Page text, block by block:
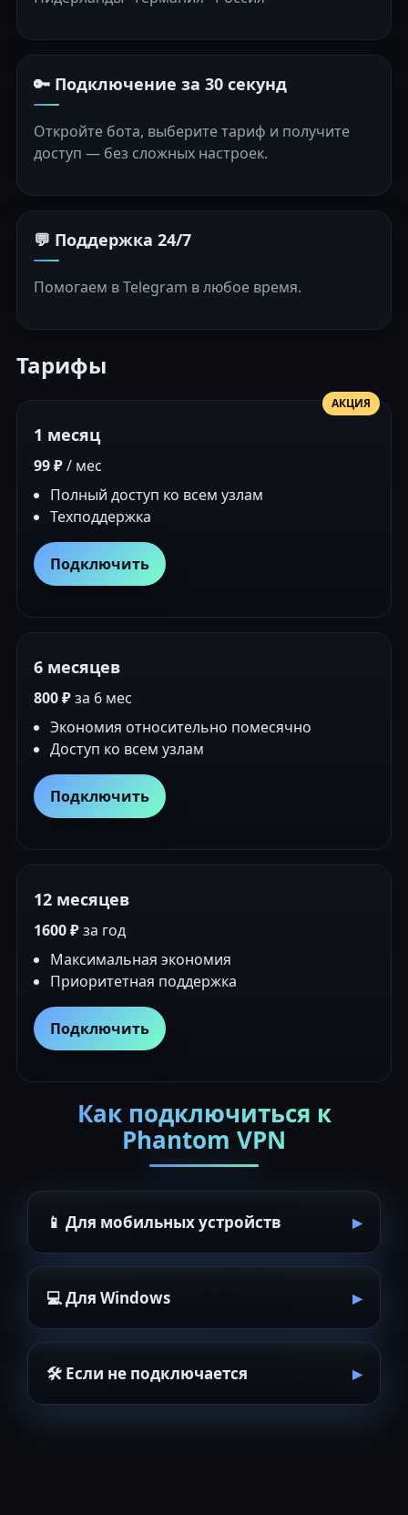
🔑 Подключение за 30 секунд
Откройте бота, выберите тариф и получите
доступ — без сложных настроек.
💬 Поддержка 24/7
Помогаем в Telegram в любое время.
Тарифы
АКЦИЯ
1 месяц
99 ₽/ мес
Полный доступ ко всем узлам
Техподдержка
Подключить
6 месяцев
800 ₽за 6 мес
Экономия относительно помесячно
Доступ ко всем узлам
Подключить
12 месяцев
1600 ₽за год
Максимальная экономия
Приоритетная поддержка
Подключить
Как подключиться к
Phantom VPN
📱 Для мобильных устройств
💻 Для Windows
🛠 Если не подключается